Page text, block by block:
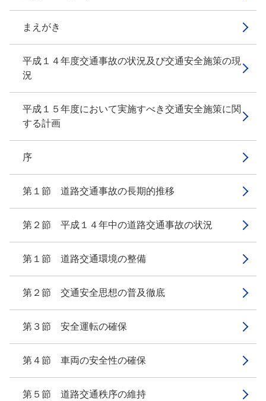
まえがき
平成１４年度交通事故の状況及び交通安全施策の現
況
平成１５年度において実施すべき交通安全施策に関
する計画
序
第１節 道路交通事故の長期的推移
第２節 平成１４年中の道路交通事故の状況
第１節 道路交通環境の整備
第２節 交通安全思想の普及徹底
第３節 安全運転の確保
第４節 車両の安全性の確保
第５節 道路交通秩序の維持